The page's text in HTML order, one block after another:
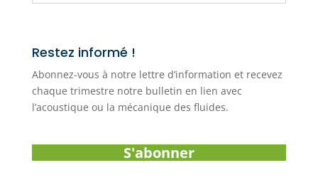
Restez informé !
Abonnez-vous à notre lettre d’information et recevez
chaque trimestre notre bulletin en lien avec
l’acoustique ou la mécanique des fluides.
S'abonner